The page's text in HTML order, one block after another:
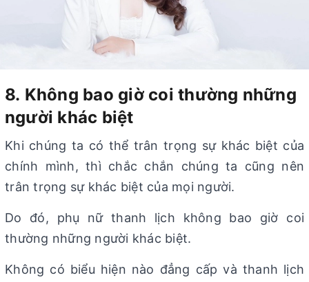
8. Không bao giờ coi thường những
người khác biệt
Khi chúng ta có thể trân trọng sự khác biệt của
chính mình, thì chắc chắn chúng ta cũng nên
trân trọng sự khác biệt của mọi người.
Do đó, phụ nữ thanh lịch không bao giờ coi
thường những người khác biệt.
Không có biểu hiện nào đẳng cấp và thanh lịch